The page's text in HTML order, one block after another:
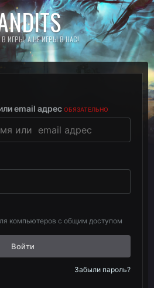
ИГРЫ, А НЕ ИГРЫ В НАС!
email адрес ОБЯЗАТЕЛЬНО
компьютеров с общим доступом
Войти
Забыли пароль?